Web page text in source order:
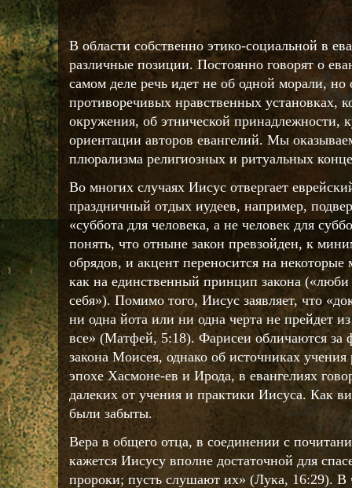
В области собственно этико-социальной в
различные позиции. Постоянно говорят о
самом деле речь идет не об одной морали, но
противоречивых нравственных установках,
окружения, об этнической принадлежности,
ориентации авторов евангелий. Мы
плюрализма религиозных и ритуальных
Во многих случаях Иисус отвергает
праздничный отдых иудеев, например,
«суббота для человека, а не человек для
понять, что отныне закон превзойден, к
обрядов, и акцент переносится на
как на единственный принцип закона («люби
себя»). Помимо того, Иисус заявляет, что
ни одна йота или ни одна черта не прейдет
все» (Матфей, 5:18). Фарисеи обличаются за
закона Моисея, однако об источниках
эпохе Хасмоне-ев и Ирода, в евангелиях
далеких от учения и практики Иисуса. Как
были забыты.
Вера в общего отца, в соединении с
кажется Иисусу вполне достаточной для
пророки; пусть слушают их» (Лука, 16:29). В